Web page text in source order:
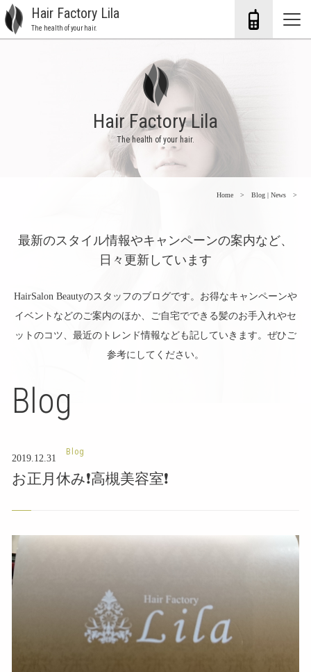
Hair Factory Lila
The health of your hair.
Hair Factory Lila
The health of your hair.
Home Blog | News
最新のスタイル情報やキャンペーンの案内など、
日々更新しています
HairSalon Beautyのスタッフのブログです。お得なキャンペーンや
イベントなどのご案内のほか、ご自宅でできる髪のお手入れやセ
ットのコツ、最近のトレンド情報なども記していきます。ぜひご
参考にしてください。
Blog
2019.12.31
Blog
お正月休み❗高槻美容室❗